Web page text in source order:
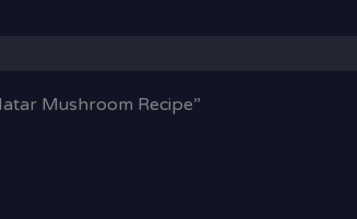
Mushroom Recipe”